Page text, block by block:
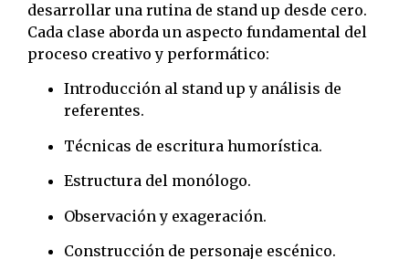
desarrollar una rutina de stand up desde cero.
Cada clase aborda un aspecto fundamental del
proceso creativo y performático:
Introducción al stand up y análisis de
referentes.
Técnicas de escritura humorística.
Estructura del monólogo.
Observación y exageración.
Construcción de personaje escénico.